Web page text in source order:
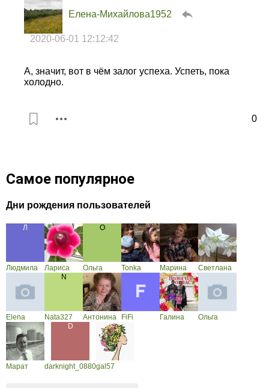
Елена-Михайлова1952
2020-06-01 12:12:42
0
А, значит, вот в чём залог успеха. Успеть, пока
холодно.
Самое популярное
Дни рождения пользователей
Людмила Лариса Ольга Tonka Марина Светлана
Elena Nata327 Антонина FiFi Галина Ольга
Марат darknight_0880gal57